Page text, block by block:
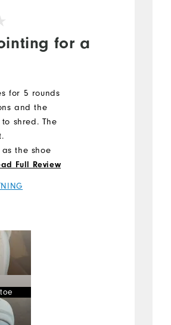
for a
for 5 rounds
and the
shred. The
the shoe
comfortable
lets it
Full Review
On course
purchase?